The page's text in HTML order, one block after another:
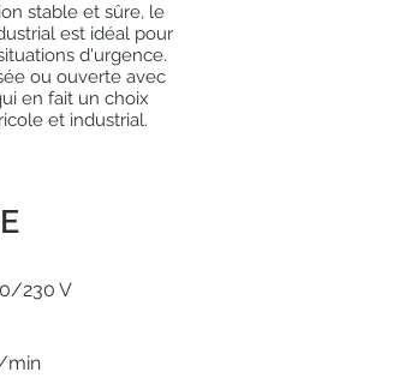
stable et sûre, le
est idéal pour
d'urgence.
ou ouverte avec
en fait un choix
et industrial.
230 V
min